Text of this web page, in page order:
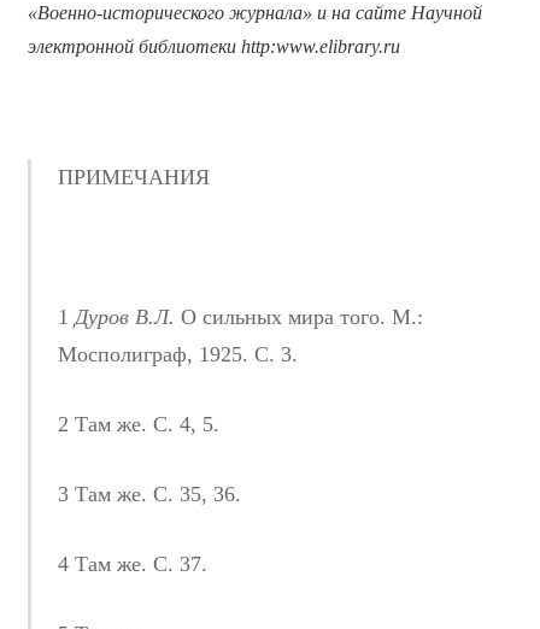
«Военно-исторического журнала» и на сайте Научной
электронной библиотеки http:www.elibrary.ru
ПРИМЕЧАНИЯ
1Дуров В.Л. О сильных мира того. М.:
Мосполиграф, 1925. С. 3.
2 Там же. С. 4, 5.
3 Там же. С. 35, 36.
4 Там же. С. 37.